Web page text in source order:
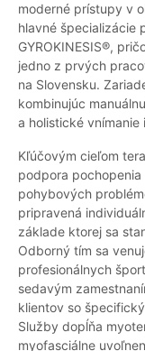
moderné prístupy v
hlavné špecializácie
GYROKINESIS®,
jedno z prvých
na Slovensku.
kombinujúc
a holistické
Kľúčovým cieľom
podpora
pohybových
pripravená
základe ktorej sa
Odborný tím sa
profesionálnych
sedavým
klientov so
Služby dopĺňa
myofasciálne